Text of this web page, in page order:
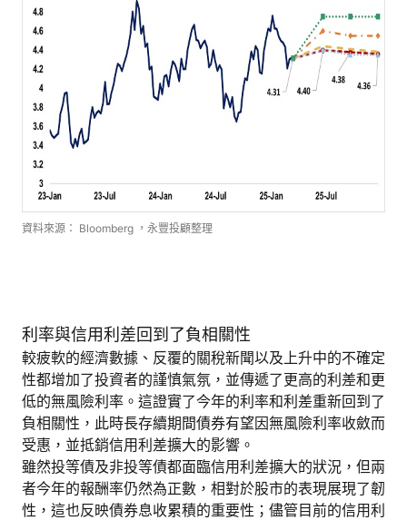
資料來源： Bloomberg ，永豐投顧整理
利率與信用利差回到了負相關性
較疲軟的經濟數據、反覆的關稅新聞以及上升中的不確定
性都增加了投資者的謹慎氣氛，並傳遞了更高的利差和更
低的無風險利率。這證實了今年的利率和利差重新回到了
負相關性，此時長存續期間債券有望因無風險利率收斂而
受惠，並抵銷信用利差擴大的影響。
雖然投等債及非投等債都面臨信用利差擴大的狀況，但兩
者今年的報酬率仍然為正數，相對於股市的表現展現了韌
性，這也反映債券息收累積的重要性；儘管目前的信用利